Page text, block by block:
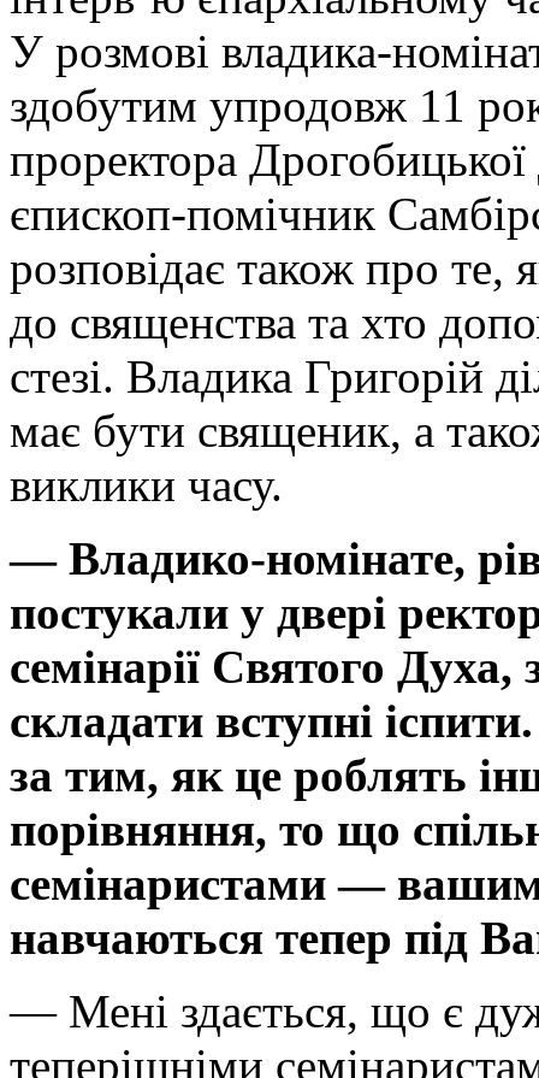
У розмові владика-
здобутим упродовж 11
проректора
єпископ-помічник
розповідає також про
до священства та хто
стезі. Владика Григорій
має бути священик, а
виклики часу.
— Владико-номінате,
постукали у двері
семінарії Святого
складати вступні
за тим, як це роблять
порівняння, то що
семінаристами —
навчаються тепер під
— Мені здається, що є
теперішніми